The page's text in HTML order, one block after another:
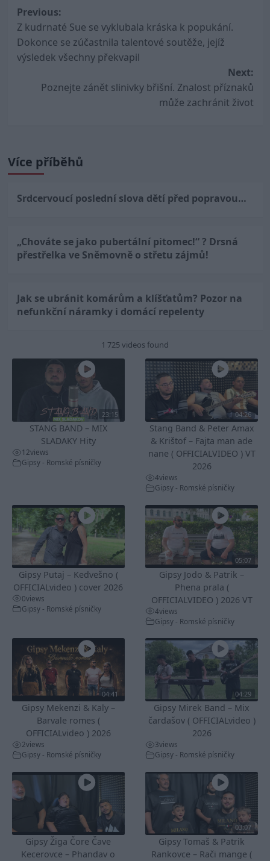
Post
navigation
Previous:
Z kudrnaté Sue se vyklubala kráska k popukání.
Dokonce se zúčastnila talentové soutěže, jejíž
výsledek všechny překvapil
Next:
Poznejte zánět slinivky břišní. Znalost příznaků
může zachránit život
Více příběhů
Srdcervoucí poslední slova dětí před popravou…
„Chováte se jako pubertální pitomec!“ ? Drsná
přestřelka ve Sněmovně o střetu zájmů!
Jak se ubránit komárům a klíšťatům? Pozor na
nefunkční náramky i domácí repelenty
1 725 videos found
23:15
STANG BAND – MIX
SLADAKY Hity
12views
Gipsy - Romské písničky
04:26
Stang Band & Peter Amax
& Krištof – Fajta man ade
nane ( OFFICIALVIDEO ) VT
2026
4views
Gipsy - Romské písničky
Gipsy Putaj – Kedvešno (
OFFICIALvideo ) cover 2026
0views
Gipsy - Romské písničky
05:07
Gipsy Jodo & Patrik –
Phena prala (
OFFICIALVIDEO ) 2026 VT
4views
Gipsy - Romské písničky
04:41
Gipsy Mekenzi & Kaly –
Barvale romes (
OFFICIALvideo ) 2026
2views
Gipsy - Romské písničky
04:29
Gipsy Mirek Band – Mix
čardašov ( OFFICIALvideo )
2026
3views
Gipsy - Romské písničky
Gipsy Žiga Čore Čave
Kecerovce – Phandav o
03:07
Gipsy Tomaš & Patrik
Rankovce – Rači mange (